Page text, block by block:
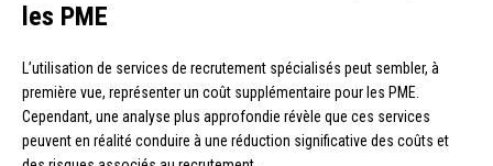
les PME
L’utilisation de services de recrutement spécialisés peut sembler, à
première vue, représenter un coût supplémentaire pour les PME.
Cependant, une analyse plus approfondie révèle que ces services
peuvent en réalité conduire à une réduction significative des coûts et